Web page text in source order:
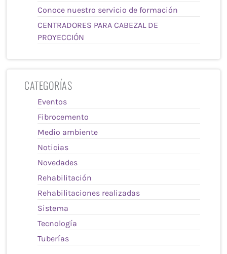
Conoce nuestro servicio de formación
CENTRADORES PARA CABEZAL DE
PROYECCIÓN
CATEGORÍAS
Eventos
Fibrocemento
Medio ambiente
Noticias
Novedades
Rehabilitación
Rehabilitaciones realizadas
Sistema
Tecnología
Tuberías